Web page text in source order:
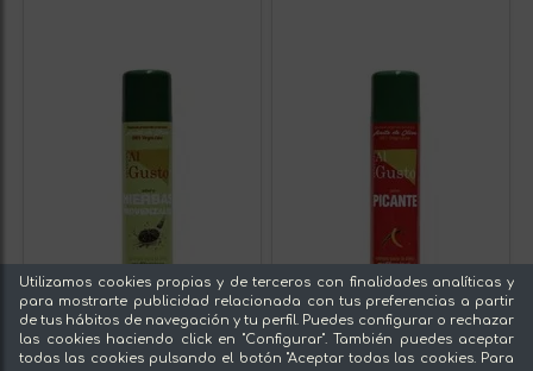
Utilizamos cookies propias y de terceros con finalidades analíticas y
para mostrarte publicidad relacionada con tus preferencias a partir
de tus hábitos de navegación y tu perfil. Puedes configurar o rechazar
las cookies haciendo click en "Configurar". También puedes aceptar
todas las cookies pulsando el botón "Aceptar todas las cookies. Para